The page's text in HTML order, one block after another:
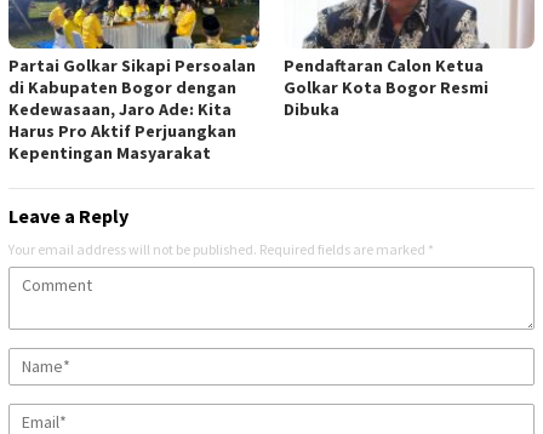
Partai Golkar Sikapi Persoalan
di Kabupaten Bogor dengan
Kedewasaan, Jaro Ade: Kita
Harus Pro Aktif Perjuangkan
Kepentingan Masyarakat
Pendaftaran Calon Ketua
Golkar Kota Bogor Resmi
Dibuka
Leave a Reply
Your email address will not be published. Required fields are marked *